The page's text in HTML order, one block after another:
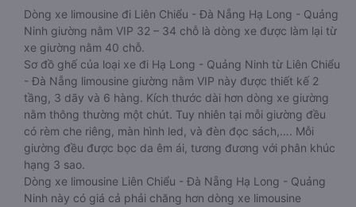
Dòng xe limousine đi Liên Chiểu - Đà Nẵng Hạ Long - Quảng
Ninh giường nằm VIP 32 – 34 chỗ là dòng xe được làm lại từ
xe giường nằm 40 chỗ.
Sơ đồ ghế của loại xe đi Hạ Long - Quảng Ninh từ Liên Chiểu
- Đà Nẵng limousine giường nằm VIP này được thiết kế 2
tầng, 3 dãy và 6 hàng. Kích thước dài hơn dòng xe giường
nằm thông thường một chút. Tuy nhiên tại mỗi giường đều
có rèm che riêng, màn hình led, và đèn đọc sách,…. Mỗi
giường đều được bọc da êm ái, tương đương với phân khúc
hạng 3 sao.
Dòng xe limousine Liên Chiểu - Đà Nẵng Hạ Long - Quảng
Ninh này có giá cả phải chăng hơn dòng xe limousine